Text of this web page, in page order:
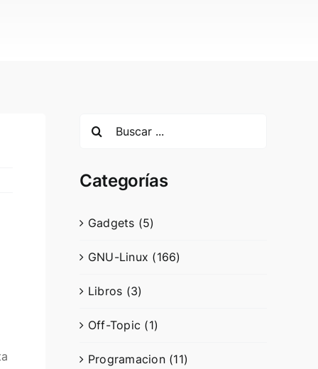
Categorías
Gadgets (5)
GNU-Linux (166)
Libros (3)
Off-Topic (1)
Programacion (11)